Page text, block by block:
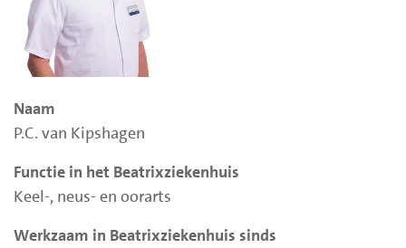
Naam
P.C. van Kipshagen
Functie in het Beatrixziekenhuis
Keel-, neus- en oorarts
Werkzaam in Beatrixziekenhuis sinds